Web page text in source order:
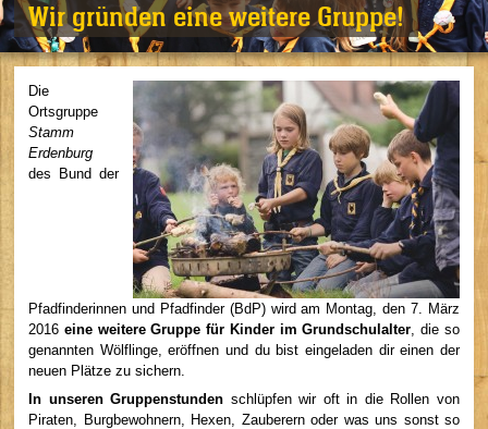
Wir gründen eine weitere Gruppe!
Die
Ortsgruppe
Stamm
Erdenburg
des Bund der
Pfadfinderinnen und Pfadfinder (BdP) wird am Montag, den 7. März
2016 eine weitere Gruppe für Kinder im Grundschulalter, die so
genannten Wölflinge, eröffnen und du bist eingeladen dir einen der
neuen Plätze zu sichern.
In unseren Gruppenstunden schlüpfen wir oft in die Rollen von
Piraten, Burgbewohnern, Hexen, Zauberern oder was uns sonst so